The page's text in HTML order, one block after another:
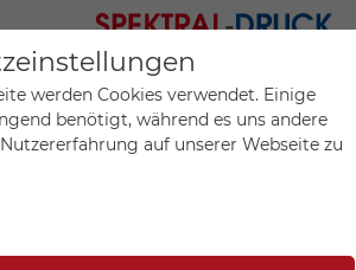
Mo.-Fr. 09:00-17:00
+49 (0)711 55 75 25
werden Cookies verwendet. Einige
benötigt, während es uns andere
auf unserer Webseite zu